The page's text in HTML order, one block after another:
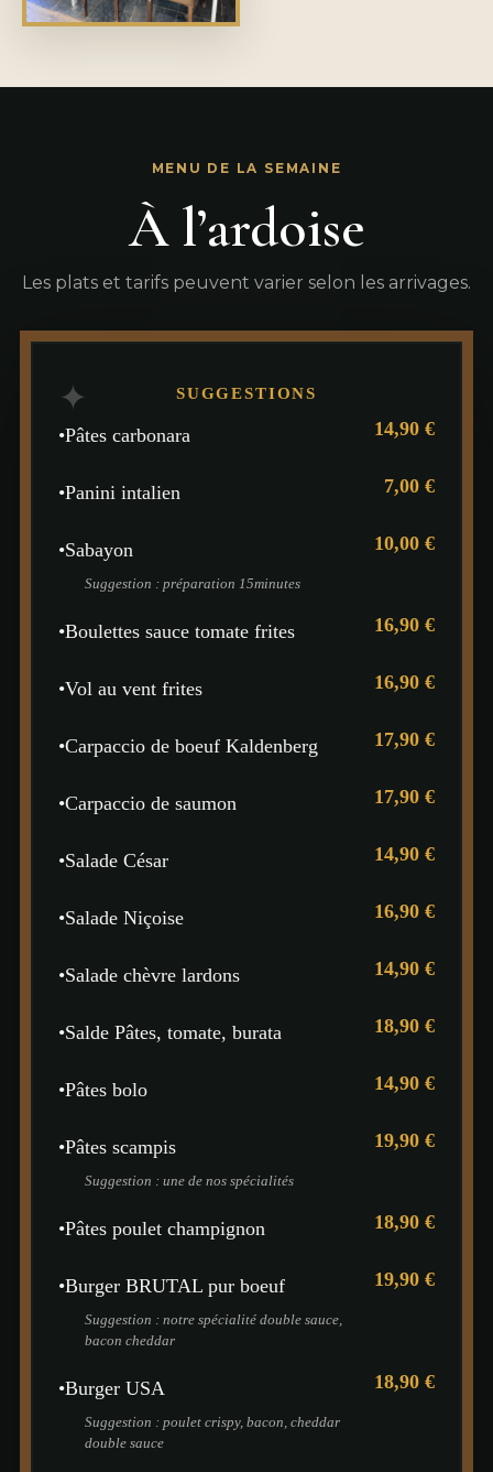
MENU DE LA SEMAINE
À l’ardoise
Les plats et tarifs peuvent varier selon les arrivages.
SUGGESTIONS
•Pâtes carbonara 14,90 €
•Panini intalien 7,00 €
•Sabayon
Suggestion : préparation 15minutes
10,00 €
•Boulettes sauce tomate frites 16,90 €
•Vol au vent frites 16,90 €
•Carpaccio de boeuf Kaldenberg 17,90 €
•Carpaccio de saumon 17,90 €
•Salade César 14,90 €
•Salade Niçoise 16,90 €
•Salade chèvre lardons 14,90 €
•Salde Pâtes, tomate, burata 18,90 €
•Pâtes bolo 14,90 €
•Pâtes scampis
Suggestion : une de nos spécialités
19,90 €
•Pâtes poulet champignon 18,90 €
•Burger BRUTAL pur boeuf
Suggestion : notre spécialité double sauce,
bacon cheddar
19,90 €
•Burger USA
Suggestion : poulet crispy, bacon, cheddar
double sauce
18,90 €
✦